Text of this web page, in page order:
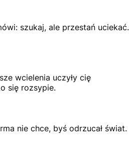
szukaj, ale przestań uciekać.
wcielenia uczyły cię
się rozsypie.
nie chce, byś odrzucał świat.